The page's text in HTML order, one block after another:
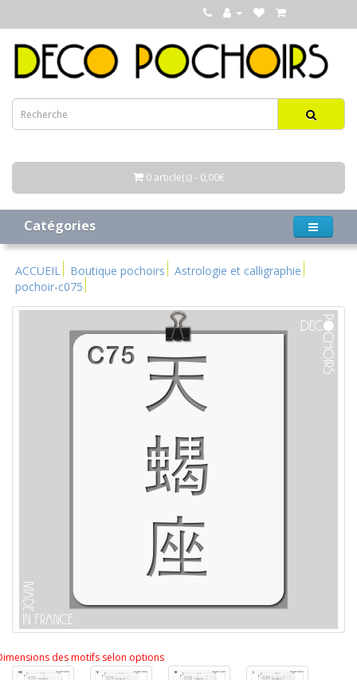
0 article(s) - 0,00€
Catégories
ACCUEIL Boutique pochoirs
Astrologie et calligraphie
pochoir-c075
des motifs selon options